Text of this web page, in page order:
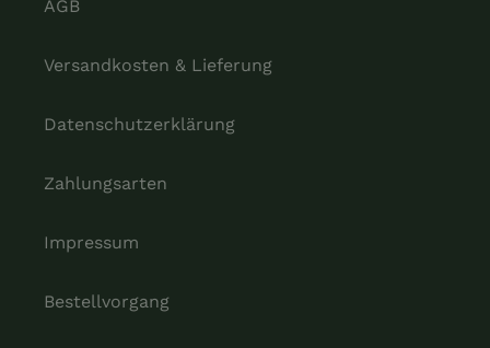
AGB
Versandkosten & Lieferung
Datenschutzerklärung
Zahlungsarten
Impressum
Bestellvorgang